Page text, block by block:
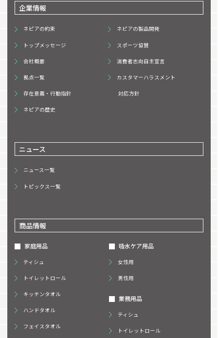
企業情報
ネピアの約束
トップメッセージ
会社概要
拠点一覧
存在意義・行動指針
ネピアの歴史
ネピアの製品開発
スポーツ協賛
消費者志向自主宣言
カスタマーハラスメント
対応方針
ニュース
ニュース一覧
トピックス一覧
商品情報
家庭用品
ティシュ
トイレットロール
キッチンタオル
ハンドタオル
フェイスタオル
吸水ケア用品
女性用
男性用
業務用品
ティシュ
トイレットロール